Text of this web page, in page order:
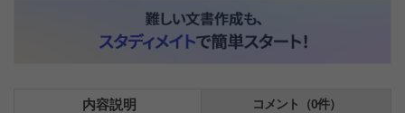
内容説明 コメント（0件）